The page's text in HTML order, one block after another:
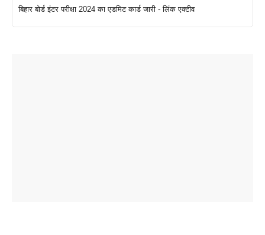
बिहार बोर्ड इंटर परीक्षा 2024 का एडमिट कार्ड जारी - लिंक एक्टीव